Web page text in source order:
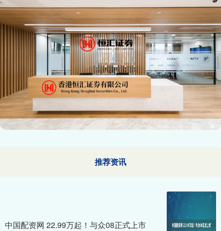
推荐资讯
中国配资网 22.99万起！与众08正式上市